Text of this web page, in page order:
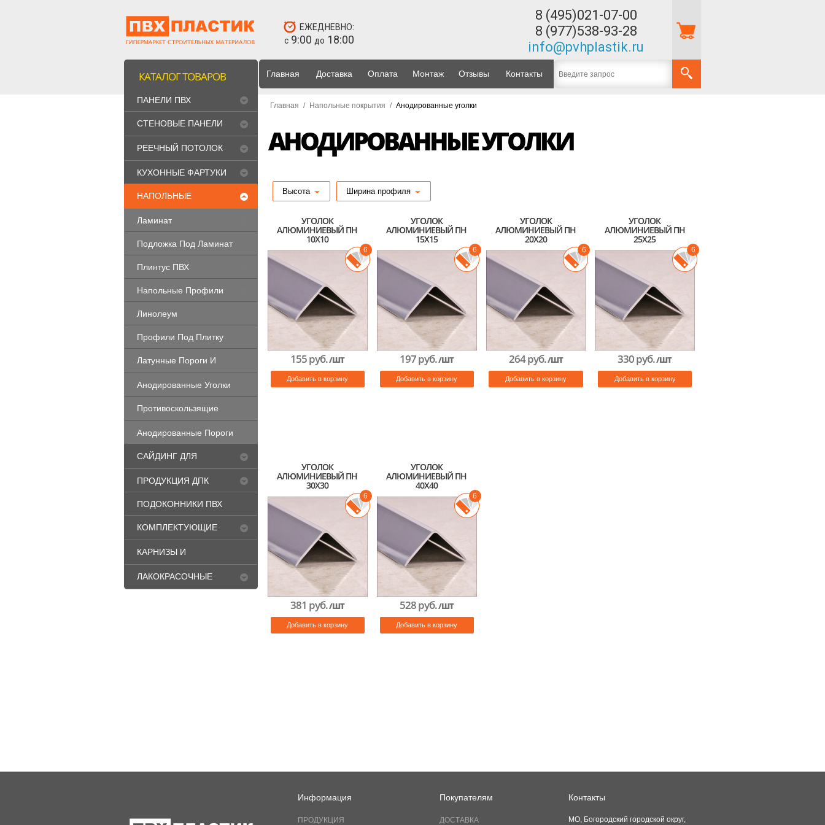
ЕЖЕДНЕВНО:
с9:00 до 18:00
8 (495)021-07-00
8 (977)538-93-28
info@pvhplastik.ru
Главная Доставка Оплата Монтаж Отзывы Контакты
Главная / Напольные покрытия / Анодированные уголки
АНОДИРОВАННЫЕ УГОЛКИ
Высота Ширина профиля
УГОЛОК
АЛЮМИНИЕВЫЙ ПН
10Х10
6
155 руб./ШТ
Добавить в корзину
УГОЛОК
АЛЮМИНИЕВЫЙ ПН
15Х15
6
197 руб./ШТ
Добавить в корзину
УГОЛОК
АЛЮМИНИЕВЫЙ ПН
20Х20
6
264 руб./ШТ
Добавить в корзину
УГОЛОК
АЛЮМИНИЕВЫЙ ПН
25Х25
6
330 руб./ШТ
Добавить в корзину
УГОЛОК
АЛЮМИНИЕВЫЙ ПН
30Х30
6
381 руб./ШТ
Добавить в корзину
УГОЛОК
АЛЮМИНИЕВЫЙ ПН
40Х40
6
528 руб./ШТ
Добавить в корзину
КАТАЛОГ ТОВАРОВ
ПАНЕЛИ ПВХ
СТЕНОВЫЕ ПАНЕЛИ
МДФ
РЕЕЧНЫЙ ПОТОЛОК
"CESAL"
КУХОННЫЕ ФАРТУКИ
НАПОЛЬНЫЕ
ПОКРЫТИЯ
Ламинат
Подложка Под Ламинат
Плинтус ПВХ
Напольные Профили
Линолеум
Профили Под Плитку
Латунные Пороги И
Профили
Анодированные Уголки
Противоскользящие
Профили
Анодированные Пороги
САЙДИНГ ДЛЯ
ФАСАДА
ПРОДУКЦИЯ ДПК
ПОДОКОННИКИ ПВХ
КОМПЛЕКТУЮЩИЕ
ДЛЯ ОКОН ПВХ
КАРНИЗЫ И
ПЛИНТУСА
ЛАКОКРАСОЧНЫЕ
МАТЕРИАЛЫ
Контакты
МО, Богородский городской округ,
Покупателям
ДОСТАВКА
Информация
ПРОДУКЦИЯ